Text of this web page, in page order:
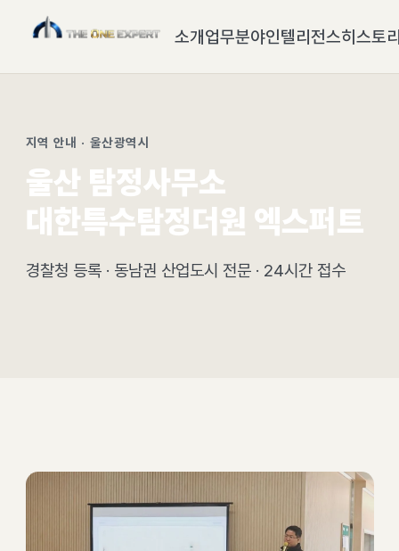
소개업무분야인텔리전스히스토
지역 안내 · 울산광역시
울산 탐정사무소
대한특수탐정더원 엑스퍼트
경찰청 등록 · 동남권 산업도시 전문 · 24시간 접수